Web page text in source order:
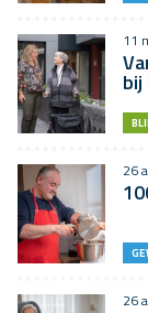
11
bij
26
26